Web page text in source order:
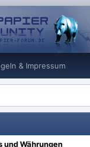
& Impressum
Währungen